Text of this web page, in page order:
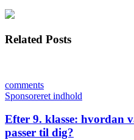
Related Posts
comments
Sponsoreret indhold
Efter 9. klasse: hvordan
passer til dig?